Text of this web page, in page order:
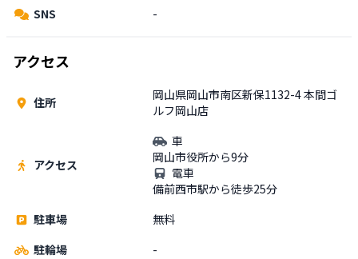
SNS
-
アクセス
住所
岡山県岡山市南区新保1132-4 本間ゴ
ルフ岡山店
アクセス
車
岡山市役所から9分
電車
備前西市駅から徒歩25分
駐車場
無料
駐輪場
-